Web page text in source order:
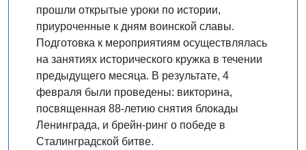
прошли открытые уроки по истории,
приуроченные к дням воинской славы.
Подготовка к мероприятиям осуществлялась
на занятиях исторического кружка в течении
предыдущего месяца. В результате, 4
февраля были проведены: викторина,
посвященная 88-летию снятия блокады
Ленинграда, и брейн-ринг о победе в
Сталинградской битве.